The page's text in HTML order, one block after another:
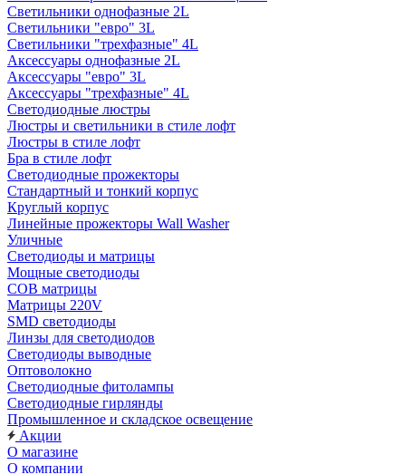
Светильники однофазные 2L
Светильники "евро" 3L
Светильники "трехфазные" 4L
Аксессуары однофазные 2L
Аксессуары "евро" 3L
Аксессуары "трехфазные" 4L
Светодиодные люстры
Люстры и светильники в стиле лофт
Люстры в стиле лофт
Бра в стиле лофт
Светодиодные прожекторы
Стандартный и тонкий корпус
Круглый корпус
Линейные прожекторы Wall Washer
Уличные
Светодиоды и матрицы
Мощные светодиоды
COB матрицы
Матрицы 220V
SMD светодиоды
Линзы для светодиодов
Светодиоды выводные
Оптоволокно
Светодиодные фитолампы
Светодиодные гирлянды
Промышленное и складское освещение
Акции
О магазине
О компании